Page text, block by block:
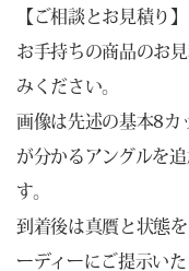
【ご相談とお見積り】
お手持ちの商品のお
みください。
画像は先述の基本8カ
が分かるアングルを
す。
到着後は真贋と状態
ーディーにご提示いた